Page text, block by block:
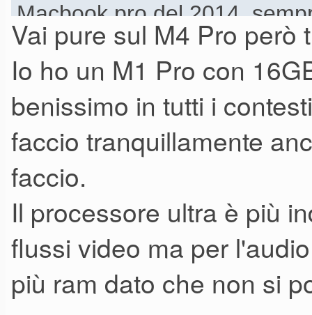
Macbook pro del 2014,
assistenza) ma con qualche
facilmente superabile),
sfaldando, batteria da
cambiano più) e problemi di
un po' il Ravenscroft di Uvi,
5/6 secondi dopo l'apertura.
Comunque: approfitterei
precedenti perchè voglio un
Vai pure sul M4 Pro però
Io ho un M1 Pro con
benissimo in tutti i
faccio tranquillamente
faccio.
Il processore ultra è più
flussi video ma per
più ram dato che non si